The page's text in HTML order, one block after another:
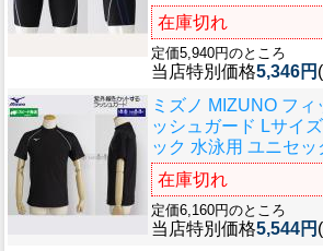
在庫切れ
定価5,940円のところ
当店特別価格5,346円
ミズノ MIZUNO フ
ッシュガード Lサイ
ック 水泳用 ユニセ
在庫切れ
定価6,160円のところ
当店特別価格5,544円